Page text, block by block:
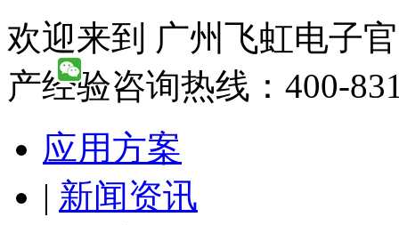
欢迎来到 广州飞虹电子
产经验咨询热线：400-
应用方案
| 新闻资讯